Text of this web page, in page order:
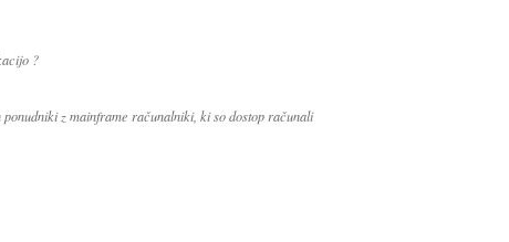
?
z mainframe računalniki, ki so dostop računali